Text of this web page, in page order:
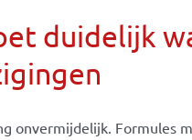
duidelijk
onvermijdelijk. Formules